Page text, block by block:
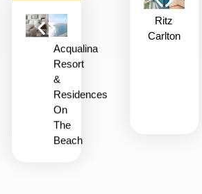
Acqualina
Resort
&
Residences
On
The
Beach
Ritz
Carlton